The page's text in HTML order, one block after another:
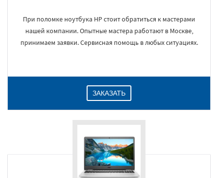
При поломке ноутбука HP стоит обратиться к мастерами
нашей компании. Опытные мастера работают в Москве,
принимаем заявки. Сервисная помощь в любых ситуациях.
ЗАКАЗАТЬ
×